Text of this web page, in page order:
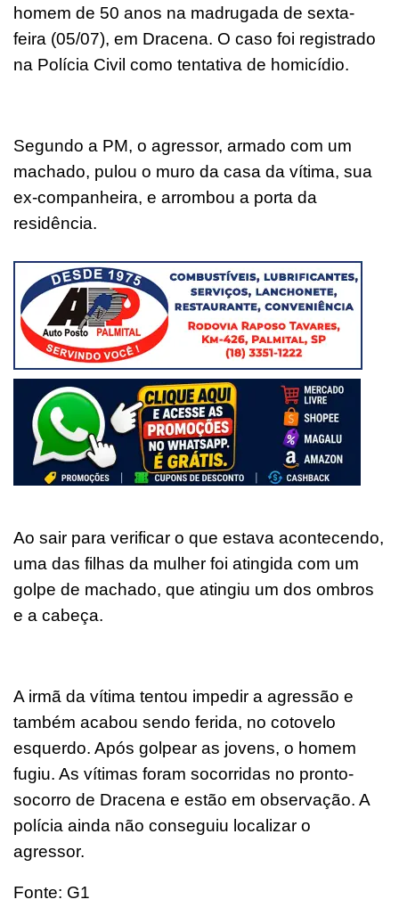
homem de 50 anos na madrugada de sexta-
feira (05/07), em Dracena. O caso foi registrado
na Polícia Civil como tentativa de homicídio.
Segundo a PM, o agressor, armado com um
machado, pulou o muro da casa da vítima, sua
ex-companheira, e arrombou a porta da
residência.
Ao sair para verificar o que estava acontecendo,
uma das filhas da mulher foi atingida com um
golpe de machado, que atingiu um dos ombros
e a cabeça.
A irmã da vítima tentou impedir a agressão e
também acabou sendo ferida, no cotovelo
esquerdo. Após golpear as jovens, o homem
fugiu. As vítimas foram socorridas no pronto-
socorro de Dracena e estão em observação. A
polícia ainda não conseguiu localizar o
agressor.
Fonte: G1